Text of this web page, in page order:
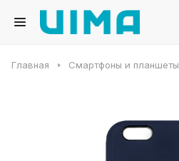
Главная Смартфоны и планшеты